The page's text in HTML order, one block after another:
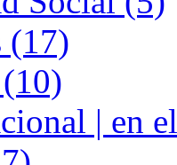
(17)
| en